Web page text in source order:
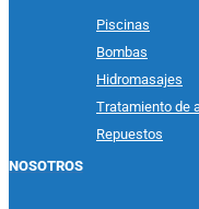
Piscinas
Bombas
Hidromasajes
Tratamiento de
Repuestos
NOSOTROS